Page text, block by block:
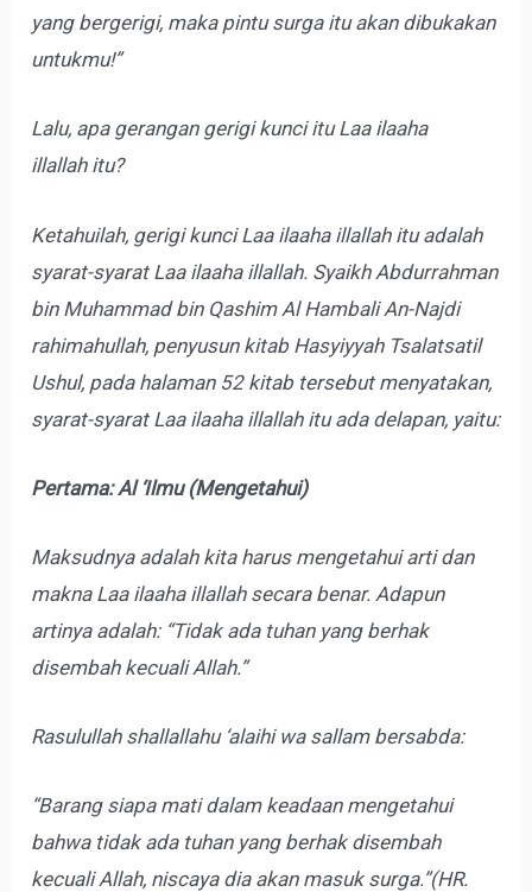
yang bergerigi, maka pintu surga itu akan dibukakan
untukmu!”
Lalu, apa gerangan gerigi kunci itu Laa ilaaha
illallah itu?
Ketahuilah, gerigi kunci Laa ilaaha illallah itu adalah
syarat-syarat Laa ilaaha illallah. Syaikh Abdurrahman
bin Muhammad bin Qashim Al Hambali An-Najdi
rahimahullah, penyusun kitab Hasyiyyah Tsalatsatil
Ushul, pada halaman 52 kitab tersebut menyatakan,
syarat-syarat Laa ilaaha illallah itu ada delapan, yaitu:
Pertama: Al ‘Ilmu (Mengetahui)
Maksudnya adalah kita harus mengetahui arti dan
makna Laa ilaaha illallah secara benar. Adapun
artinya adalah: “Tidak ada tuhan yang berhak
disembah kecuali Allah.”
Rasulullah shallallahu ‘alaihi wa sallam bersabda:
“Barang siapa mati dalam keadaan mengetahui
bahwa tidak ada tuhan yang berhak disembah
kecuali Allah, niscaya dia akan masuk surga.”(HR.